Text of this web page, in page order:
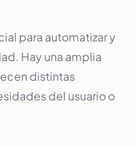
para automatizar y
Hay una amplia
distintas
del usuario o